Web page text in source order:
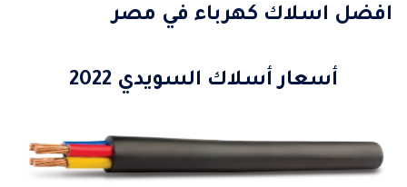
افضل اسلاك كهرباء في مصر
أسعار أسلاك السويدي 2022